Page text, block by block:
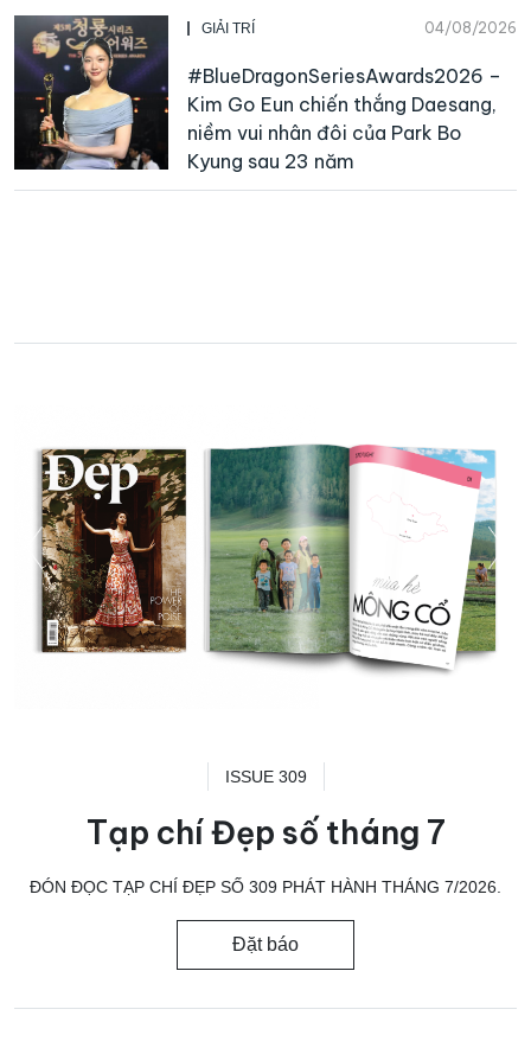
GIẢI TRÍ 04/08/2026
#BlueDragonSeriesAwards2026 –
Kim Go Eun chiến thắng Daesang,
niềm vui nhân đôi của Park Bo
Kyung sau 23 năm
ISSUE 309
Tạp chí Đẹp số tháng 7
ĐÓN ĐỌC TẠP CHÍ ĐẸP SỐ 309 PHÁT HÀNH THÁNG 7/2026.
Đặt báo